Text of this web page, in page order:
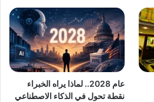
عام 2028.. لماذا يراه الخبراء
نقطة تحول في الذكاء الاصطناعي